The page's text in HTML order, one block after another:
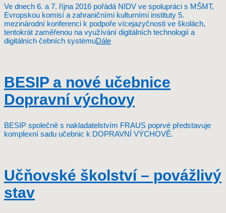
Ve dnech 6. a 7. října 2016 pořádá NIDV ve spolupráci s MŠMT,
Evropskou komisí a zahraničními kulturními instituty 5.
mezinárodní konferenci k podpoře vícejazyčnosti ve školách,
tentokrát zaměřenou na využívání digitálních technologií a
digitálních čebních systémuDále
BESIP a nové učebnice
Dopravní výchovy
BESIP společně s nakladatelstvím FRAUS poprvé představuje
komplexní sadu učebnic k DOPRAVNÍ VÝCHOVĚ.
Učňovské školství – povážlivý
stav